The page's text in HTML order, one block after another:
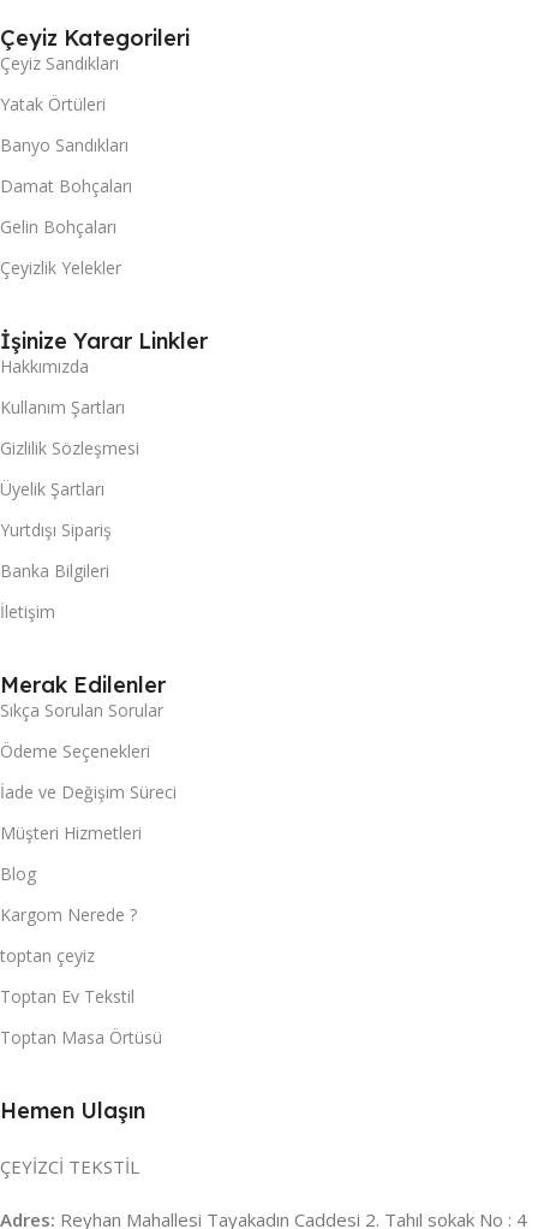
Çeyiz Kategorileri
Çeyiz Sandıkları
Yatak Örtüleri
Banyo Sandıkları
Damat Bohçaları
Gelin Bohçaları
Çeyizlik Yelekler
İşinize Yarar Linkler
Hakkımızda
Kullanım Şartları
Gizlilik Sözleşmesi
Üyelik Şartları
Yurtdışı Sipariş
Banka Bilgileri
İletişim
Merak Edilenler
Sıkça Sorulan Sorular
Ödeme Seçenekleri
İade ve Değişim Süreci
Müşteri Hizmetleri
Blog
Kargom Nerede ?
toptan çeyiz
Toptan Ev Tekstil
Toptan Masa Örtüsü
Hemen Ulaşın
ÇEYİZCİ TEKSTİL
Adres: Reyhan Mahallesi Tayakadın Caddesi 2. Tahıl sokak No : 4